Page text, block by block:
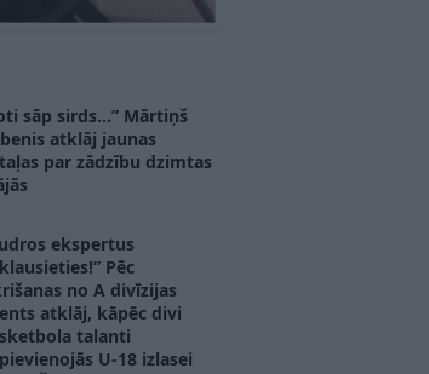
sāp sirds…” Mārtiņš
atklāj jaunas
par zādzību dzimtas
ekspertus
Pēc
no A divīzijas
atklāj, kāpēc divi
talanti
U-18 izlasei